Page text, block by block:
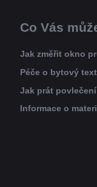
Co Vás
Jak změřit okno
Péče o bytový
Jak prát
Informace o